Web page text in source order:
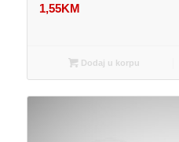
1,55KM
Dodaj u korpu